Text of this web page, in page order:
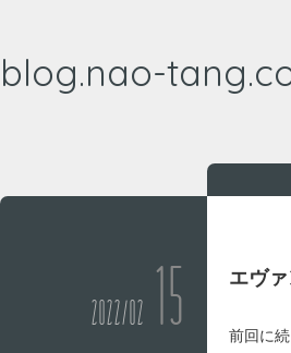
blog.nao-
エヴ
2022/02 15
前回に